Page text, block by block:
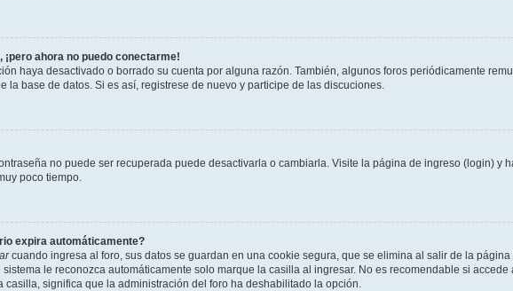
ahora no puedo conectarme!
haya desactivado o borrado su cuenta por alguna razón. También, algunos foros periódicamente
la base de datos. Si es así, registrese de nuevo y participe de las discuciones.
no puede ser recuperada puede desactivarla o cambiarla. Visite la página de ingreso (login) y
poco tiempo.
expira automáticamente?
cuando ingresa al foro, sus datos se guardan en una cookie segura, que se elimina al salir de la
le reconozca automáticamente solo marque la casilla al ingresar. No es recomendable si
casilla, significa que la administración del foro ha deshabilitado la opción.